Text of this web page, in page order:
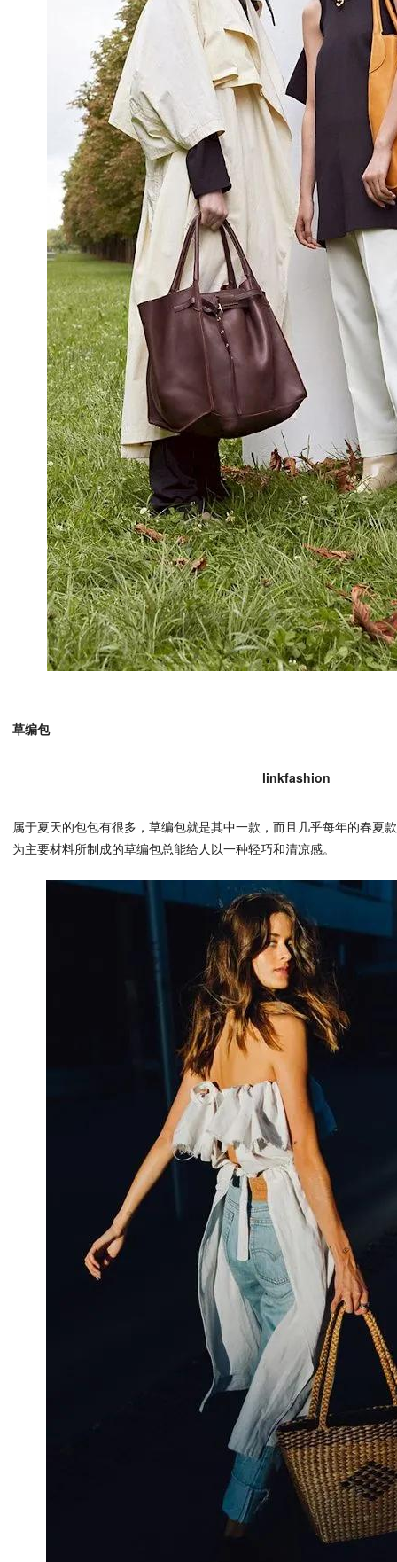
草编包
linkfashion
属于夏天的包包有很多，草编包就是其中一款，而且几乎每年的春夏
为主要材料所制成的草编包总能给人以一种轻巧和清凉感。